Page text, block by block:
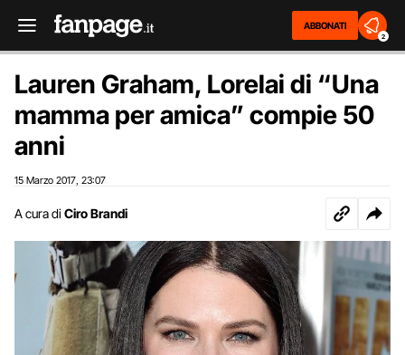
ABBONATI
2
Lauren Graham, Lorelai di “Una
mamma per amica” compie 50
anni
15 Marzo 2017 23:07
A cura di Ciro Brandi